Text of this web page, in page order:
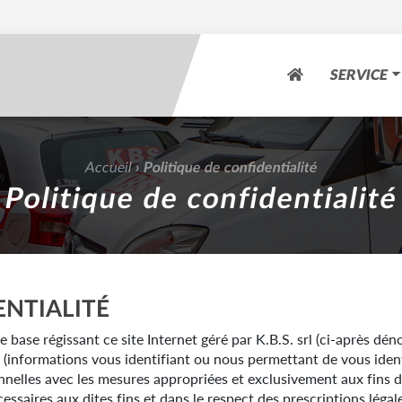
SERVICE
Accueil›Politique de confidentialité
Politique de confidentialité
régissant ce site Internet géré par K.B.S. srl (ci-après
vous identifiant ou nous permettant de vous
avec les mesures appropriées et exclusivement aux fins
aux dites fins et dans le respect des prescriptions